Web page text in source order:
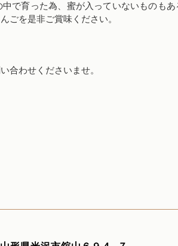
で育った為、蜜が入っていないものも
ごを是非ご賞味ください。
合わせくださいませ。